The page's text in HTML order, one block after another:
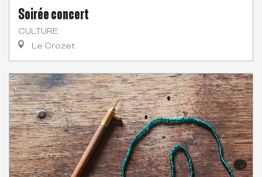
Soirée concert
CULTURE
Le Crozet